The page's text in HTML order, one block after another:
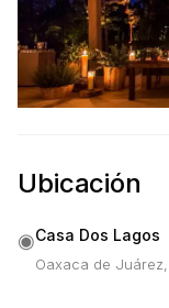
Ubicación
◉Casa Dos Lagos
Oaxaca de